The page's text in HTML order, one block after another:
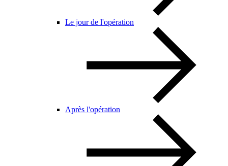
Le jour de l'opération
Après l'opération